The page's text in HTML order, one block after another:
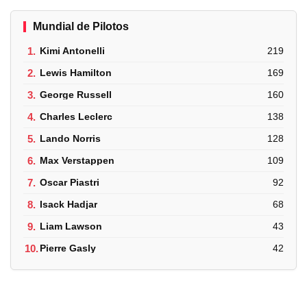
Mundial de Pilotos
1. Kimi Antonelli 219
2. Lewis Hamilton 169
3. George Russell 160
4. Charles Leclerc 138
5. Lando Norris 128
6. Max Verstappen 109
7. Oscar Piastri 92
8. Isack Hadjar 68
9. Liam Lawson 43
10.Pierre Gasly 42